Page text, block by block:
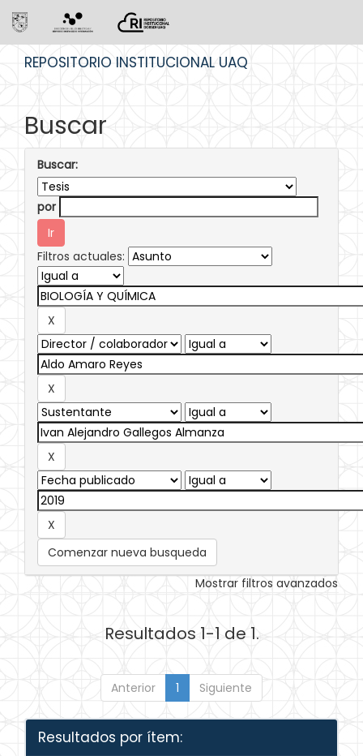
REPOSITORIO INSTITUCIONAL UAQ
Buscar
Buscar:
por
Filtros actuales:
Comenzar nueva busqueda
Mostrar filtros avanzados
Resultados 1-1 de 1.
Anterior 1 Siguiente
Resultados por ítem: